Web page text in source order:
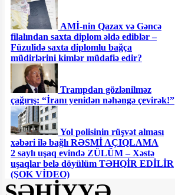
AMİ-nin Qazax və Gəncə
filalından saxta diplom əldə ediblər –
Füzulidə saxta diplomlu bağça
müdirlərini kimlər müdafiə edir?
Trampdan gözlənilməz
çağırış: “İranı yenidən nəhəngə çevirək!”
Yol polisinin rüşvət alması
xəbəri ilə bağlı RƏSMİ AÇIQLAMA
2 saylı uşaq evində ZÜLÜM – Xəstə
uşaqlar belə döyülüm TƏHQİR EDİLİR
(ŞOK VİDEO)